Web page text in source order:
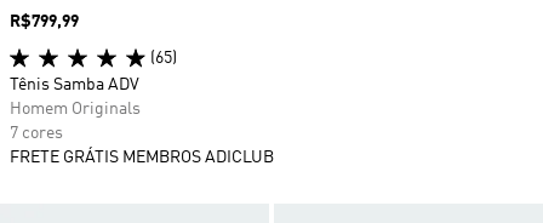
Preço
R$799,99
(65)
Tênis Samba ADV
Homem Originals
7 cores
FRETE GRÁTIS MEMBROS ADICLUB